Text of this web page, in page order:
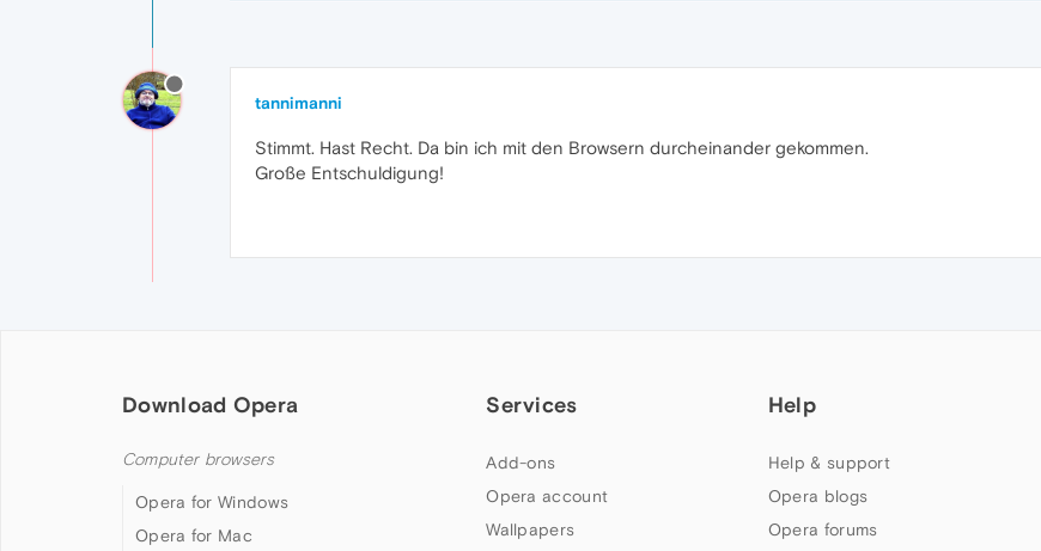
tannimanni
Stimmt. Hast Recht. Da bin ich mit den Browsern durcheinander gekommen.
Große Entschuldigung!
Download Opera
Computer browsers
Opera for Windows
Opera for Mac
Services
Add-ons
Opera account
Wallpapers
Help
Help & support
Opera blogs
Opera forums